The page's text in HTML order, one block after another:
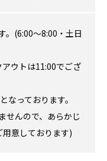
。(6:00～8:00・土日
ウトは11:00でござ
なっております。
せんので、あらかじ
意しております)